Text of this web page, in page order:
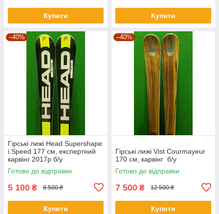
Купити Купити
–40%
Гірські лижі Head Supershape
i.Speed 177 см, експертний
карвінг 2017р б/у
Готово до відправки
5 100 ₴ 8 500 ₴
Купити
–40%
Гірські лижі Vist Courmayeur
170 см, карвінг б/у
Готово до відправки
7 500 ₴ 12 500 ₴
Купити